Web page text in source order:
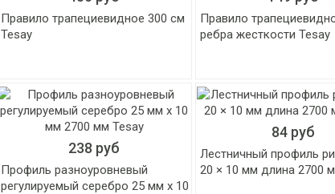
Правило трапециевидное 300 см
Tesay
Правило
ребра жесткости Tesay
238 руб
Профиль разноуровневый
регулируемый серебро 25 мм х 10
84 руб
Лестничный профиль
20 × 10 мм длина 2700